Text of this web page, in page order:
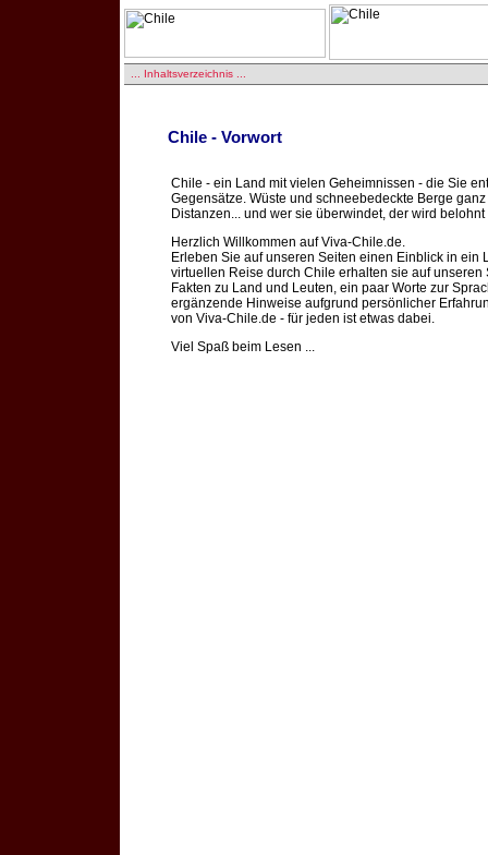
... Inhaltsverzeichnis ...
Chile - Vorwort
Chile - ein Land mit vielen Geheimnissen - die Sie
Gegensätze. Wüste und schneebedeckte Berge
Distanzen... und wer sie überwindet, der wird
Herzlich Willkommen auf Viva-Chile.de.
Erleben Sie auf unseren Seiten einen Einblick in
virtuellen Reise durch Chile erhalten sie auf
Fakten zu Land und Leuten, ein paar Worte zur
ergänzende Hinweise aufgrund persönlicher
von Viva-Chile.de - für jeden ist etwas dabei.
Viel Spaß beim Lesen ...